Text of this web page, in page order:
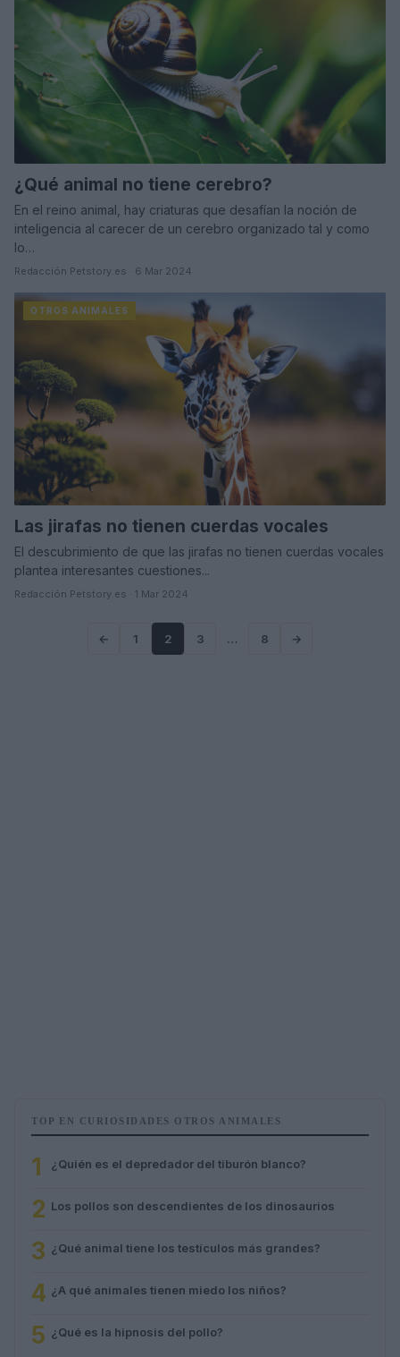
¿Qué animal no tiene cerebro?
En el reino animal, hay criaturas que desafían la noción de
inteligencia al carecer de un cerebro organizado tal y como
lo…
Redacción Petstory.es · 6 Mar 2024
OTROS ANIMALES
Las jirafas no tienen cuerdas vocales
El descubrimiento de que las jirafas no tienen cuerdas vocales
plantea interesantes cuestiones...
Redacción Petstory.es · 1 Mar 2024
← 1 2 3 … 8 →
TOP EN CURIOSIDADES OTROS ANIMALES
1 ¿Quién es el depredador del tiburón blanco?
2 Los pollos son descendientes de los dinosaurios
3 ¿Qué animal tiene los testículos más grandes?
4 ¿A qué animales tienen miedo los niños?
5 ¿Qué es la hipnosis del pollo?